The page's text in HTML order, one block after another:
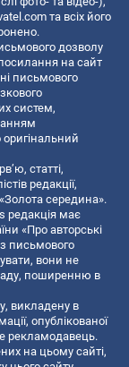
та всіх його
дозволу
на сайт
письмового
систем,
статті,
редакції,
середина».
редакція має
«Про авторські
письмового
вони не
поширенню в
викладену в
опублікованої
рекламодавець.
на цьому сайті,